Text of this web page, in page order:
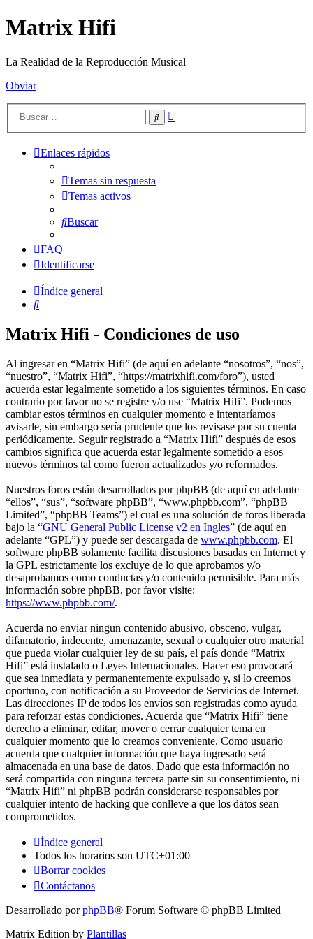
Matrix Hifi
La Realidad de la Reproducción Musical
Obviar
Buscar
Enlaces rápidos
Temas sin respuesta
Temas activos
Buscar
FAQ
Identificarse
Índice general
Buscar
Matrix Hifi - Condiciones de uso
Al ingresar en “Matrix Hifi” (de aquí en adelante “nosotros”, “nos”,
“nuestro”, “Matrix Hifi”, “https://matrixhifi.com/foro”), usted
acuerda estar legalmente sometido a los siguientes términos. En caso
contrario por favor no se registre y/o use “Matrix Hifi”. Podemos
cambiar estos términos en cualquier momento e intentaríamos
avisarle, sin embargo sería prudente que los revisase por su cuenta
periódicamente. Seguir registrado a “Matrix Hifi” después de esos
cambios significa que acuerda estar legalmente sometido a esos
nuevos términos tal como fueron actualizados y/o reformados.
Nuestros foros están desarrollados por phpBB (de aquí en adelante
“ellos”, “sus”, “software phpBB”, “www.phpbb.com”, “phpBB
Limited”, “phpBB Teams”) el cual es una solución de foros liberada
bajo la “GNU General Public License v2 en Ingles” (de aquí en
adelante “GPL”) y puede ser descargada de www.phpbb.com. El
software phpBB solamente facilita discusiones basadas en Internet y
la GPL estrictamente los excluye de lo que aprobamos y/o
desaprobamos como conductas y/o contenido permisible. Para más
información sobre phpBB, por favor visite:
https://www.phpbb.com/.
Acuerda no enviar ningun contenido abusivo, obsceno, vulgar,
difamatorio, indecente, amenazante, sexual o cualquier otro material
que pueda violar cualquier ley de su país, el país donde “Matrix
Hifi” está instalado o Leyes Internacionales. Hacer eso provocará
que sea inmediata y permanentemente expulsado y, si lo creemos
oportuno, con notificación a su Proveedor de Servicios de Internet.
Las direcciones IP de todos los envíos son registradas como ayuda
para reforzar estas condiciones. Acuerda que “Matrix Hifi” tiene
derecho a eliminar, editar, mover o cerrar cualquier tema en
cualquier momento que lo creamos conveniente. Como usuario
acuerda que cualquier información que haya ingresado será
almacenada en una base de datos. Dado que esta información no
será compartida con ninguna tercera parte sin su consentimiento, ni
“Matrix Hifi” ni phpBB podrán considerarse responsables por
cualquier intento de hacking que conlleve a que los datos sean
comprometidos.
Índice general
Todos los horarios son UTC+01:00
Borrar cookies
Contáctanos
Desarrollado porphpBB® Forum Software © phpBB Limited
Matrix Edition by Plantillas